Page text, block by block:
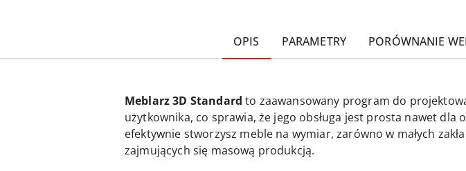
OPIS PARAMETRY PORÓWNANIE
Meblarz 3D Standard to zaawansowany program do
użytkownika, co sprawia, że jego obsługa jest prosta nawet
efektywnie stworzysz meble na wymiar, zarówno w małych
zajmujących się masową produkcją.